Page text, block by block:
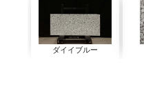
ダイイブルー